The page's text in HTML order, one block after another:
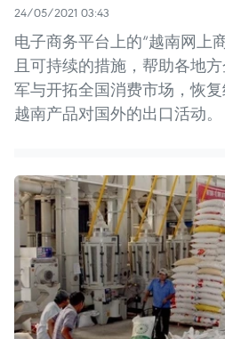
24/05/2021 03:43
电子商务平台上的“越南网上
且可持续的措施，帮助各地
军与开拓全国消费市场，恢
越南产品对国外的出口活动。